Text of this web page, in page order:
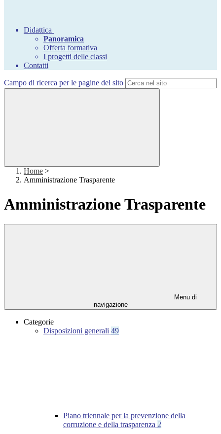
Didattica
Panoramica
Offerta formativa
I progetti delle classi
Contatti
Campo di ricerca per le pagine del sito
Home >
Amministrazione Trasparente
Amministrazione Trasparente
Menu di
navigazione
Categorie
Disposizioni generali 49
Piano triennale per la prevenzione della
corruzione e della trasparenza 2